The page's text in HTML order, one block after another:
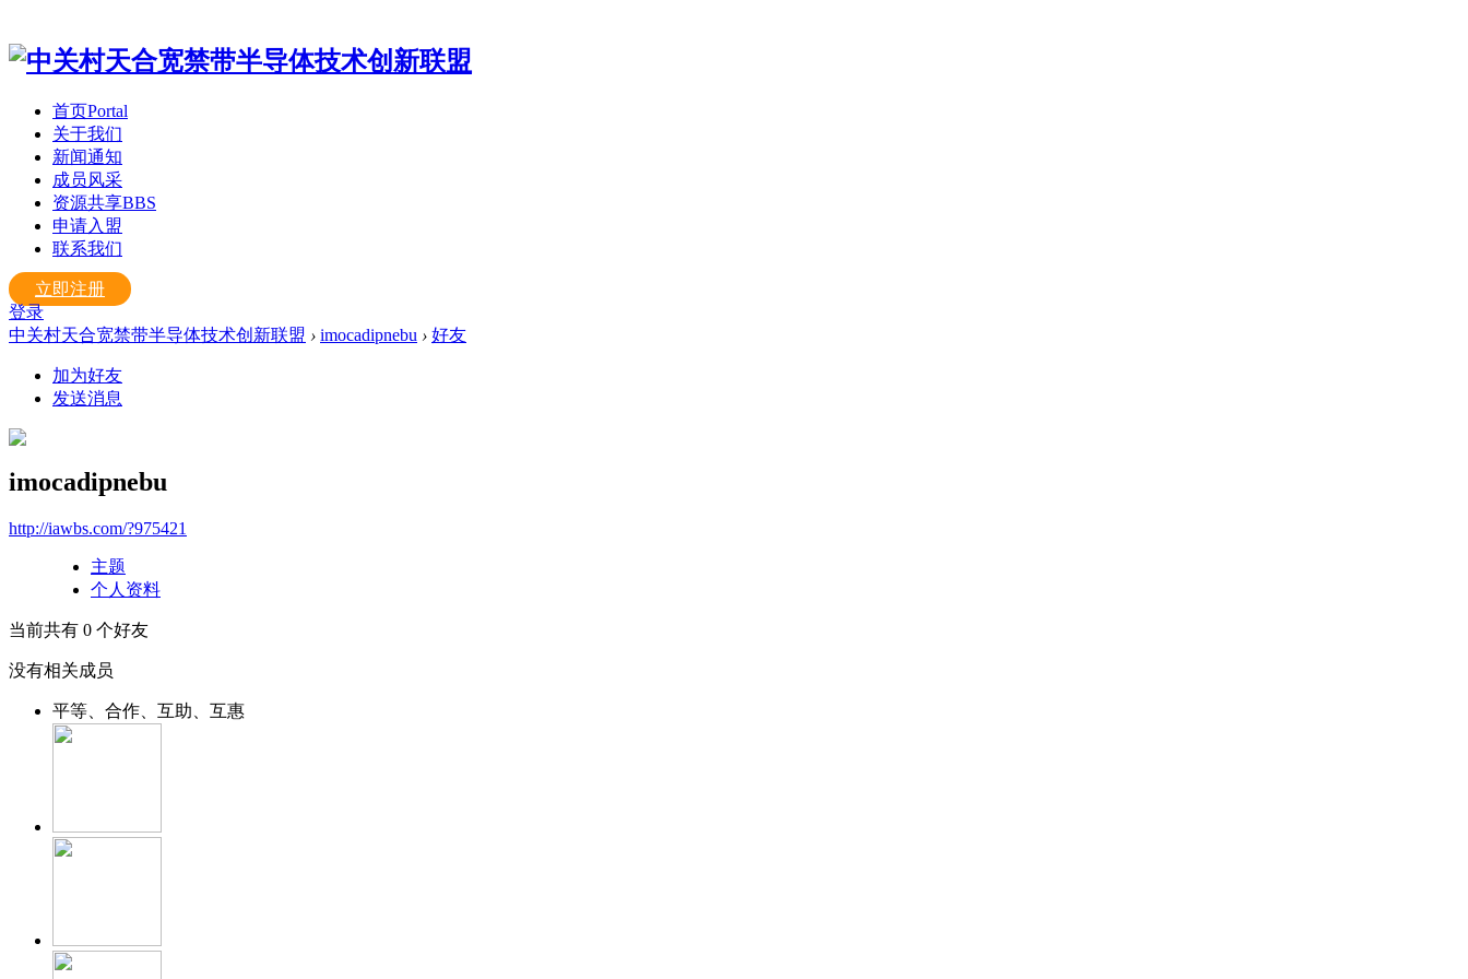
首页Portal
关于我们
新闻通知
成员风采
资源共享BBS
申请入盟
联系我们
立即注册
登录
中关村天合宽禁带半导体技术创新联盟 › imocadipnebu › 好友
加为好友
发送消息
imocadipnebu
http://iawbs.com/?975421
主题
个人资料
当前共有 0 个好友
没有相关成员
平等、合作、互助、互惠